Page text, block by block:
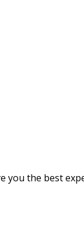
you the best